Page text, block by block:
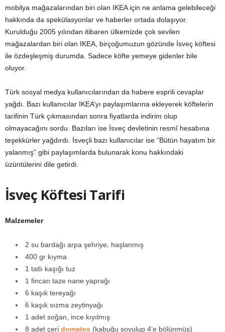
mobilya mağazalarından biri olan IKEA için ne anlama gelebileceği
hakkında da spekülasyonlar ve haberler ortada dolaşıyor.
Kurulduğu 2005 yılından itibaren ülkemizde çok sevilen
mağazalardan biri olan IKEA, birçoğumuzun gözünde İsveç köftesi
ile özdeşleşmiş durumda. Sadece köfte yemeye gidenler bile
oluyor.
Türk sosyal medya kullanıcılarından da habere esprili cevaplar
yağdı. Bazı kullanıcılar IKEA’yı paylaşımlarına ekleyerek köftelerin
tarifinin Türk çıkmasından sonra fiyatlarda indirim olup
olmayacağını sordu. Bazıları ise İsveç devletinin resmî hesabına
teşekkürler yağdırdı. İsveçli bazı kullanıcılar ise “Bütün hayatım bir
yalanmış” gibi paylaşımlarda bulunarak konu hakkındaki
üzüntülerini dile getirdi.
İsveç Köftesi Tarifi
Malzemeler
2 su bardağı arpa şehriye, haşlanmış
400 gr kıyma
1 tatlı kaşığı tuz
1 fincan taze nane yaprağı
6 kaşık tereyağı
6 kaşık sızma zeytinyağı
1 adet soğan, ince kıyılmış
8 adet çeri domates (kabuğu soyulup 4’e bölünmüş)